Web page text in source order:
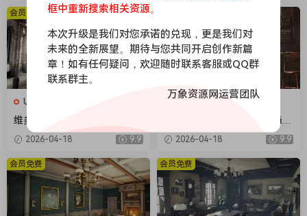
UE场景
维多利亚街景-Victorian Stre
et 2026-04-18 9.9
会员免费
维多利亚时代的室内环境-Vict
orian Interior Environment
2026-04-18 9.9
会员免费 会员免费
框中重新搜索相关资源。
本次升级是我们对您承诺的兑现，更是我们对
未来的全新展望。期待与您共同开启创作新篇
章！如有任何疑问，欢迎随时联系客服或QQ群
联系群主。
万象资源网运营团队